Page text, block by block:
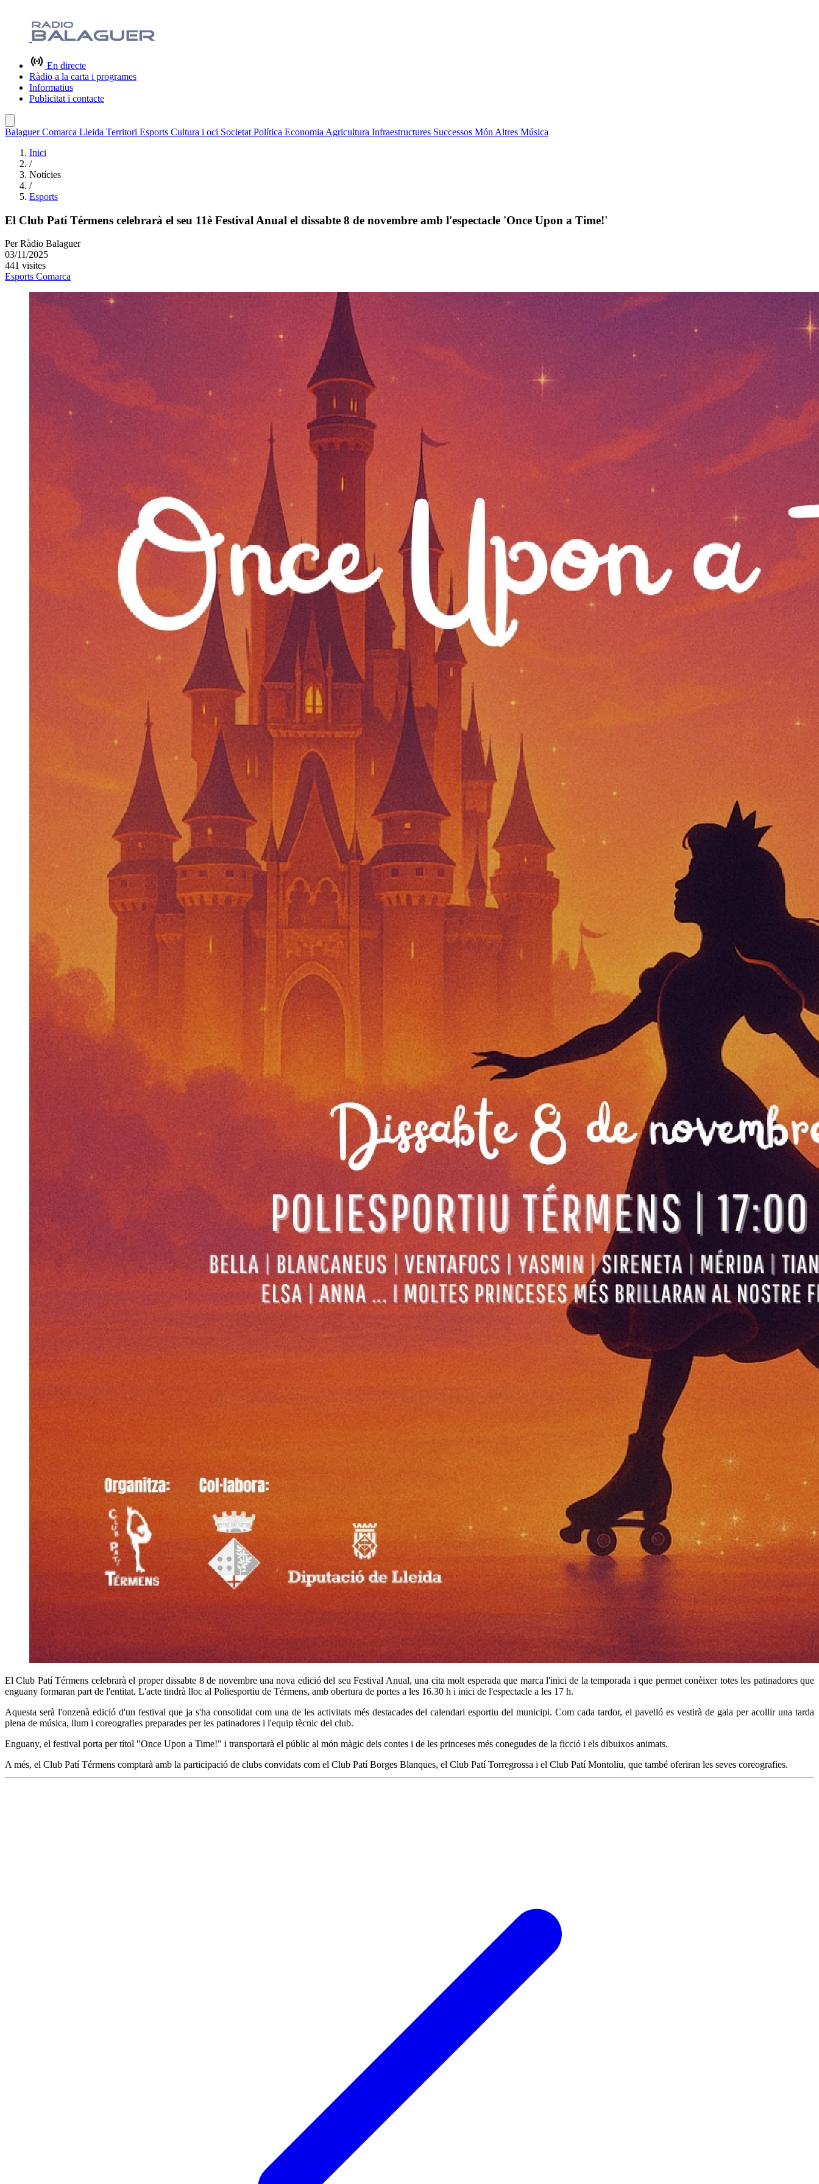
En directe
Ràdio a la carta i programes
Informatius
Publicitat i contacte
BalaguerComarca Lleida Territori Esports Cultura i oci Societat Política Economia Agricultura Infraestructures Successos Món Altres Música
Inici
/
Notícies
/
Esports
El Club Patí Térmens celebrarà el seu 11è Festival Anual el dissabte 8 de novembre amb l'espectacle 'Once Upon a Time!'
Per Ràdio Balaguer
03/11/2025
441 visites
Esports Comarca
El Club Patí Térmens celebrarà el proper dissabte 8 de novembre una nova edició del seu Festival Anual, una cita molt esperada que marca l'inici de la temporada i que permet conèixer totes les patinadores que
enguany formaran part de l'entitat. L'acte tindrà lloc al Poliesportiu de Térmens, amb obertura de portes a les 16.30 h i inici de l'espectacle a les 17 h.
Aquesta serà l'onzenà edició d'un festival que ja s'ha consolidat com una de les activitats més destacades del calendari esportiu del municipi. Com cada tardor, el pavelló es vestirà de gala per acollir una tarda
plena de música, llum i coreografies preparades per les patinadores i l'equip tècnic del club.
Enguany, el festival porta per títol "Once Upon a Time!" i transportarà el públic al món màgic dels contes i de les princeses més conegudes de la ficció i els dibuixos animats.
A més, el Club Patí Térmens comptarà amb la participació de clubs convidats com el Club Patí Borges Blanques, el Club Patí Torregrossa i el Club Patí Montoliu, que també oferiran les seves coreografies.